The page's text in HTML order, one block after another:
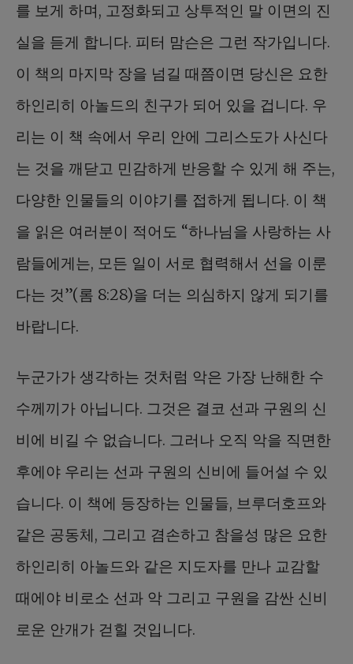
를 보게 하며, 고정화되고 상투적인 말 이면의 진
실을 듣게 합니다. 피터 맘슨은 그런 작가입니다.
이 책의 마지막 장을 넘길 때쯤이면 당신은 요한
하인리히 아놀드의 친구가 되어 있을 겁니다. 우
리는 이 책 속에서 우리 안에 그리스도가 사신다
는 것을 깨닫고 민감하게 반응할 수 있게 해 주는,
다양한 인물들의 이야기를 접하게 됩니다. 이 책
을 읽은 여러분이 적어도 “하나님을 사랑하는 사
람들에게는, 모든 일이 서로 협력해서 선을 이룬
다는 것”(롬 8:28)을 더는 의심하지 않게 되기를
바랍니다.
누군가가 생각하는 것처럼 악은 가장 난해한 수
수께끼가 아닙니다. 그것은 결코 선과 구원의 신
비에 비길 수 없습니다. 그러나 오직 악을 직면한
후에야 우리는 선과 구원의 신비에 들어설 수 있
습니다. 이 책에 등장하는 인물들, 브루더호프와
같은 공동체, 그리고 겸손하고 참을성 많은 요한
하인리히 아놀드와 같은 지도자를 만나 교감할
때에야 비로소 선과 악 그리고 구원을 감싼 신비
로운 안개가 걷힐 것입니다.